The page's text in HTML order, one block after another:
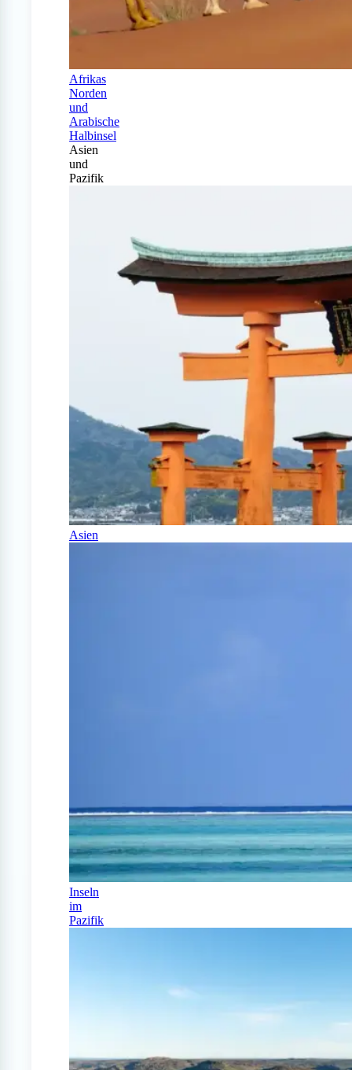
Afrikas
Norden
und
Arabische
Halbinsel
Asien
und
Pazifik
Asien
Inseln
im
Pazifik